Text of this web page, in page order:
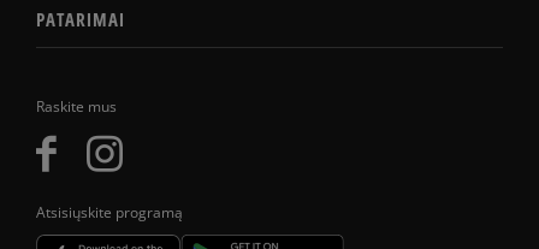
Raskite mus
Atsisiųskite programą
PATARIMAI